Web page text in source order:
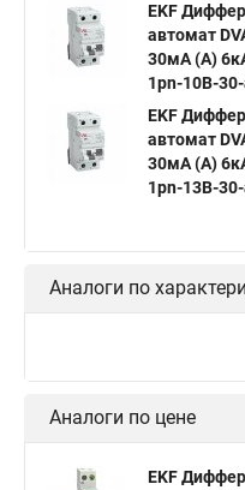
EKF
автомат
30мА (A)
1pn-10B-
EKF
автомат
30мА (A)
1pn-13B-
Аналоги по
Аналоги по цене
EKF